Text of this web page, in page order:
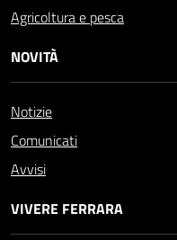
Agricoltura e pesca
NOVITÀ
Notizie
Comunicati
Avvisi
VIVERE FERRARA